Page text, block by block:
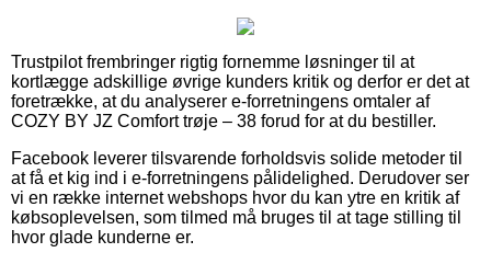
Trustpilot frembringer rigtig fornemme løsninger til at
kortlægge adskillige øvrige kunders kritik og derfor er det at
foretrække, at du analyserer e-forretningens omtaler af
COZY BY JZ Comfort trøje – 38 forud for at du bestiller.
Facebook leverer tilsvarende forholdsvis solide metoder til
at få et kig ind i e-forretningens pålidelighed. Derudover ser
vi en række internet webshops hvor du kan ytre en kritik af
købsoplevelsen, som tilmed må bruges til at tage stilling til
hvor glade kunderne er.